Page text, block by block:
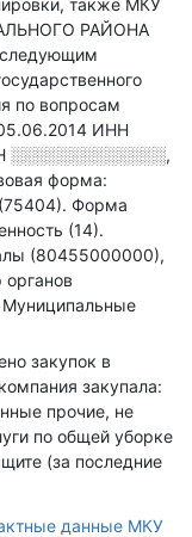
, также МКУ
РАЙОНА
по вопросам
ИНН
░░░░░░░░░░░░░,
форма:
Форма
(14).
(80455000000),
органов
Муниципальные
закупок в
закупала:
прочие, не
по общей уборке
(за последние
данные МКУ